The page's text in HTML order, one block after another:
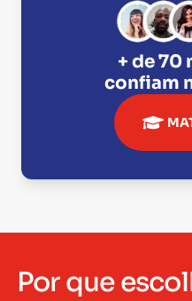
+ de 70
confiam
Por que